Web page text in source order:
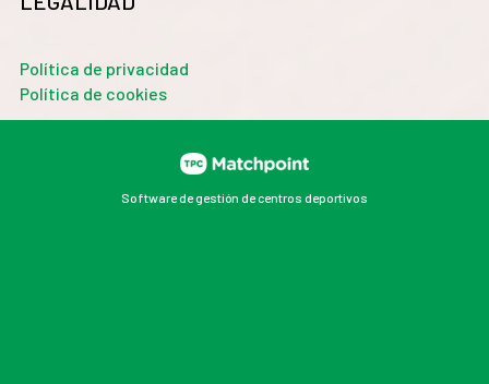
Política de privacidad
Política de cookies
Software de gestión de centros deportivos